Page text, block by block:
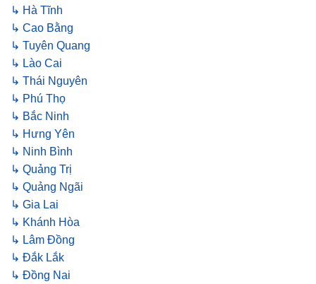
↳ Hà Tĩnh
↳ Cao Bằng
↳ Tuyên Quang
↳ Lào Cai
↳ Thái Nguyên
↳ Phú Thọ
↳ Bắc Ninh
↳ Hưng Yên
↳ Ninh Bình
↳ Quảng Trị
↳ Quảng Ngãi
↳ Gia Lai
↳ Khánh Hòa
↳ Lâm Đồng
↳ Đắk Lắk
↳ Đồng Nai